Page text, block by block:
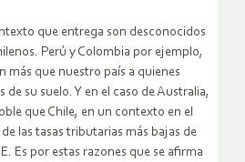
que entrega son desconocidos
Perú y Colombia por ejemplo,
más que nuestro país a quienes
de su suelo. Y en el caso de Australia,
que Chile, en un contexto en el
las tasas tributarias más bajas de
Es por estas razones que se afirma